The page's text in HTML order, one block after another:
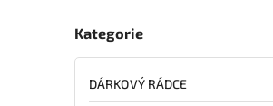
Kategorie
DÁRKOVÝ RÁDCE